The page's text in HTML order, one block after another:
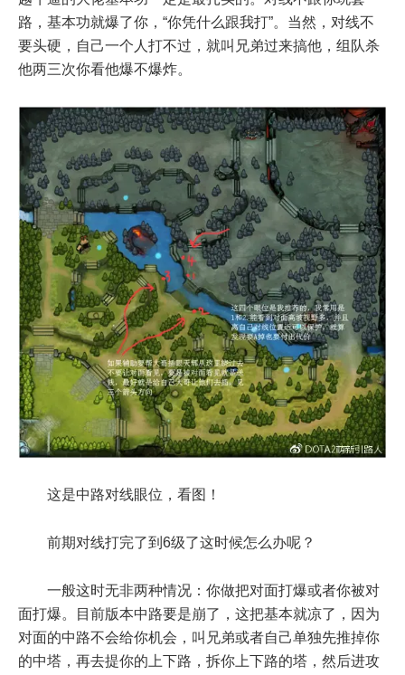
路，基本功就爆了你，“你凭什么跟我打”。当然，对线不
要头硬，自己一个人打不过，就叫兄弟过来搞他，组队杀
他两三次你看他爆不爆炸。
这是中路对线眼位，看图！
前期对线打完了到6级了这时候怎么办呢？
一般这时无非两种情况： 你做把对面打爆或者你被对
面打爆。目前版本中路要是崩了，这把基本就凉了，因为
对面的中路不会给你机会，叫兄弟或者自己单独先推掉你
的中塔，再去提你的上下路，拆你上下路的塔，然后进攻